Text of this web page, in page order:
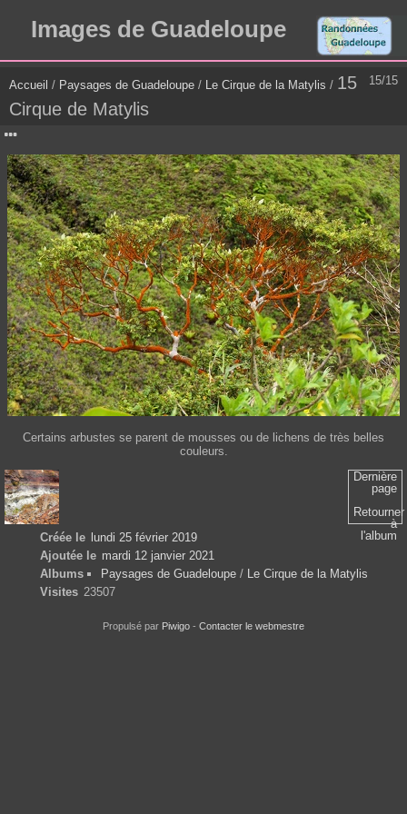
Images de Guadeloupe
15/15
Accueil / Paysages de Guadeloupe / Le Cirque de la Matylis / 15
Cirque de Matylis
Certains arbustes se parent de mousses ou de lichens de très belles
couleurs.
Dernière
page
Retourner
à
l'album
Créée le
lundi 25 février 2019
Ajoutée le mardi 12 janvier 2021
Albums
Paysages de Guadeloupe / Le Cirque de la Matylis
Visites 23507
Propulsé par Piwigo - Contacter le webmestre